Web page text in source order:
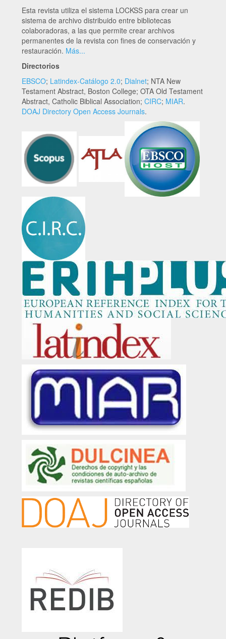
Esta revista utiliza el sistema LOCKSS para crear un
sistema de archivo distribuido entre bibliotecas
colaboradoras, a las que permite crear archivos
permanentes de la revista con fines de conservación y
restauración. Más...
Directorios
EBSCO; Latindex-Catálogo 2.0; Dialnet; NTA New
Testament Abstract, Boston College; OTA Old Testament
Abstract, Catholic Biblical Association; CIRC; MIAR.
DOAJ Directory Open Access Journals.